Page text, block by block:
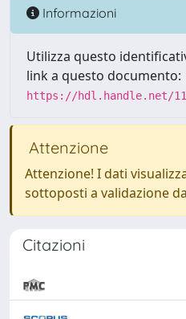
Informazioni
Utilizza questo
link a questo documento:
https://hdl.handle.net/
Attenzione
Attenzione! I dati
sottoposti a validazione
Citazioni